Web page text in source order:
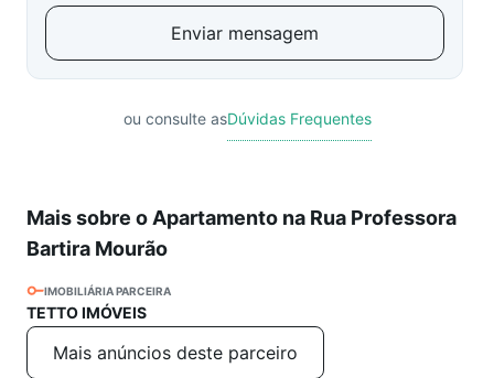
Enviar mensagem
ou consulte asDúvidas Frequentes
Mais sobre o Apartamento na Rua Professora
Bartira Mourão
IMOBILIÁRIA PARCEIRA
TETTO IMÓVEIS
Mais anúncios deste parceiro